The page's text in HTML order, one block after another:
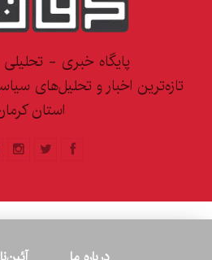
پایگاه خبری - تحلیلی
تازه‌ترین اخبار و تحلیل‌های
استان